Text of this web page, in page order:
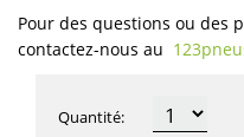
Pour des questions ou des
contactez-nous au
Quantité: